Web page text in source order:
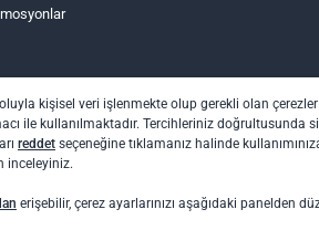
ve otobüs bileti işlemleri için: Obilet.com
kişisel veri işlenmekte olup gerekli olan
ile kullanılmaktadır. Tercihleriniz doğrultusunda
reddet seçeneğine tıklamanız halinde
inceleyiniz.
erişebilir, çerez ayarlarınızı aşağıdaki panelden